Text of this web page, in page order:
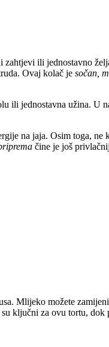
zahtjevi ili jednostavno
Ovaj kolač je sočan,
ili jednostavna užina. U
na jaja. Osim toga, ne
čine je još
Mlijeko možete
ključni za ovu tortu,